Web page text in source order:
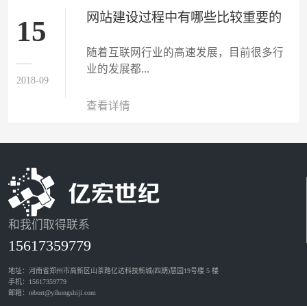
15
2018-09
网站建设过程中有哪些比较重要的
随着互联网行业的高速发展，目前很多行
业的发展都...
查看详情
和我们取得联系
15617359779
地址：河南省郑州市高新区山茶路亿达科技新城(四期)慧园19号楼 5 楼
手机：15617359779
邮箱：rebort@yihongshiji.com